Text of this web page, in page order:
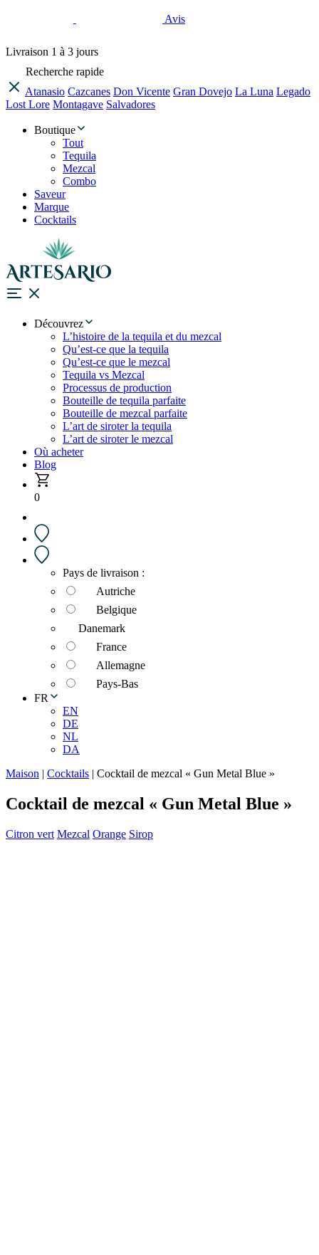
Avis
Livraison 1 à 3 jours
Recherche rapide
Atanasio Cazcanes Don Vicente Gran Dovejo La Luna Legado
Lost Lore Montagave Salvadores
Boutique
Tout
Tequila
Mezcal
Combo
Saveur
Marque
Cocktails
Découvrez
L’histoire de la tequila et du mezcal
Qu’est-ce que la tequila
Qu’est-ce que le mezcal
Tequila vs Mezcal
Processus de production
Bouteille de tequila parfaite
Bouteille de mezcal parfaite
L’art de siroter la tequila
L’art de siroter le mezcal
Où acheter
Blog
0
Pays de livraison :
Autriche
Belgique
Danemark
France
Allemagne
Pays-Bas
FR
EN
DE
NL
DA
Maison | Cocktails | Cocktail de mezcal « Gun Metal Blue »
Cocktail de mezcal « Gun Metal Blue »
Citron vert Mezcal Orange Sirop